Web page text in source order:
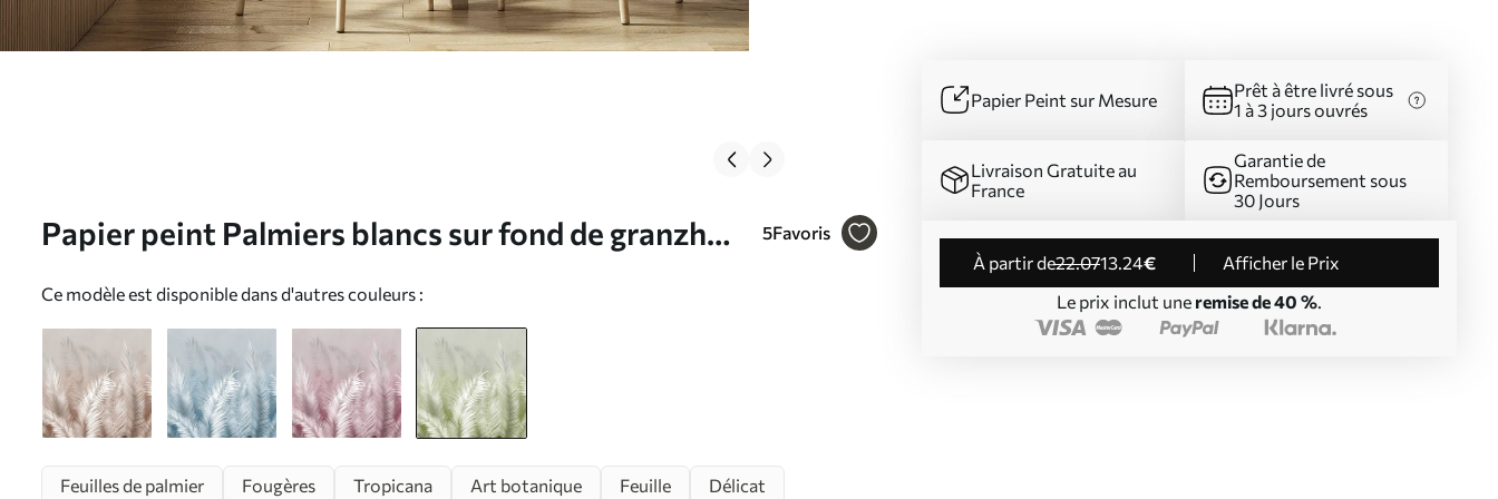
Papier peint Palmiers blancs sur fond de granzh
5Favoris
Ce modèle est disponible dans d'autres couleurs :
Papier Peint sur Mesure
Prêt à être livré sous
1 à 3 jours ouvrés
Livraison Gratuite au
France
Garantie de
Remboursement sous
30 Jours
à partir de22.0713.24€
Afficher le Prix
Le prix inclut une remise de 40 %.
Feuilles de palmier Fougères Tropicana Art botanique Feuille Délicat